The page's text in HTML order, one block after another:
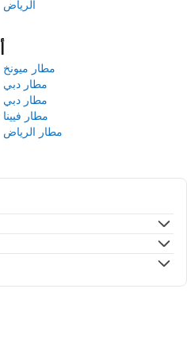
الرياض
مطار ميونخ
مطار دبي
مطار دبي
مطار فيينا
مطار الرياض